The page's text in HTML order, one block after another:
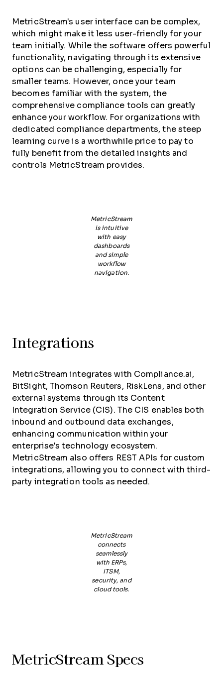
MetricStream's user interface can be complex,
which might make it less user-friendly for your
team initially. While the software offers powerful
functionality, navigating through its extensive
options can be challenging, especially for
smaller teams. However, once your team
becomes familiar with the system, the
comprehensive compliance tools can greatly
enhance your workflow. For organizations with
dedicated compliance departments, the steep
learning curve is a worthwhile price to pay to
fully benefit from the detailed insights and
controls MetricStream provides.
MetricStream
is intuitive
with easy
dashboards
and simple
workflow
navigation.
Integrations
MetricStream integrates with Compliance.ai,
BitSight, Thomson Reuters, RiskLens, and other
external systems through its Content
Integration Service (CIS). The CIS enables both
inbound and outbound data exchanges,
enhancing communication within your
enterprise's technology ecosystem.
MetricStream also offers REST APIs for custom
integrations, allowing you to connect with third-
party integration tools as needed.
MetricStream
connects
seamlessly
with ERPs,
ITSM,
security, and
cloud tools.
MetricStream Specs